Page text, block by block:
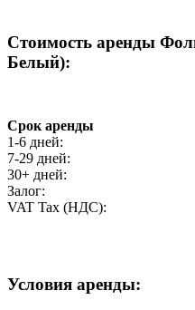
Стоимость аренды
Белый):
Срок аренды
1-6 дней:
7-29 дней:
30+ дней:
Залог:
VAT Tax (НДС):
Условия аренды: